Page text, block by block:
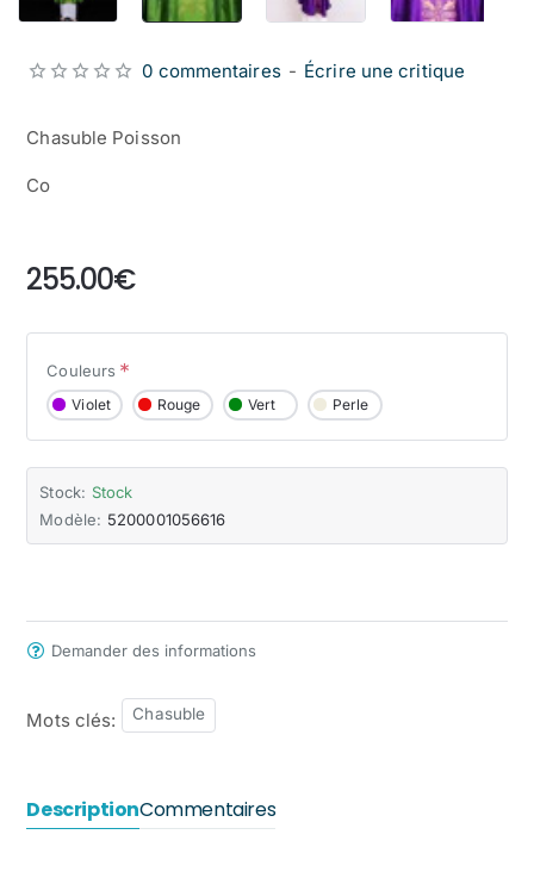
Chasuble Poisson
Co
Stock: Stock
Modèle: 5200001056616
0 commentaires - Écrire une critique
255.00€
Couleurs
Violet Rouge Vert Perle
Demander des informations
Mots clés: Chasuble
DescriptionCommentaires